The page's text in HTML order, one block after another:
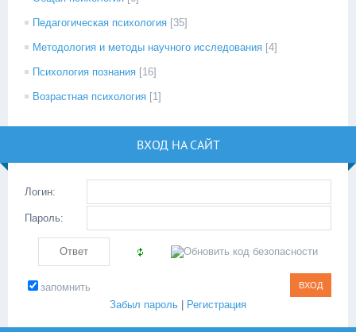
Педагогическая психология [35]
Методология и методы научного исследования [4]
Психология познания [16]
Возрастная психология [1]
ВХОД НА САЙТ
Логин:
Пароль:
запомнить
Забыл пароль
Регистрация